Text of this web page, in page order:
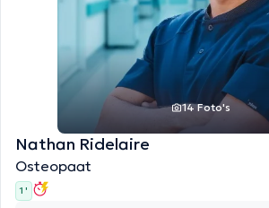
14 Foto's
Nathan Ridelaire
Osteopaat
1 '